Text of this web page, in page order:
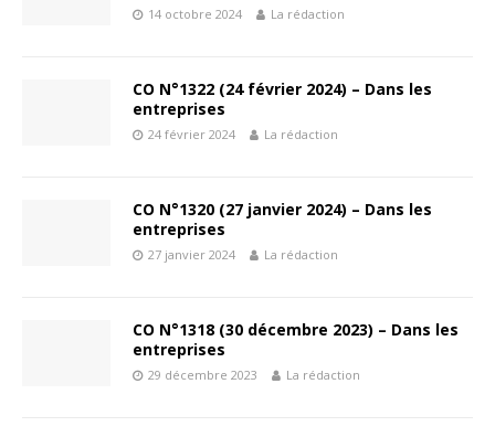
14 octobre 2024 La rédaction
CO N°1322 (24 février 2024) – Dans les
entreprises
24 février 2024 La rédaction
CO N°1320 (27 janvier 2024) – Dans les
entreprises
27 janvier 2024 La rédaction
CO N°1318 (30 décembre 2023) – Dans les
entreprises
29 décembre 2023 La rédaction